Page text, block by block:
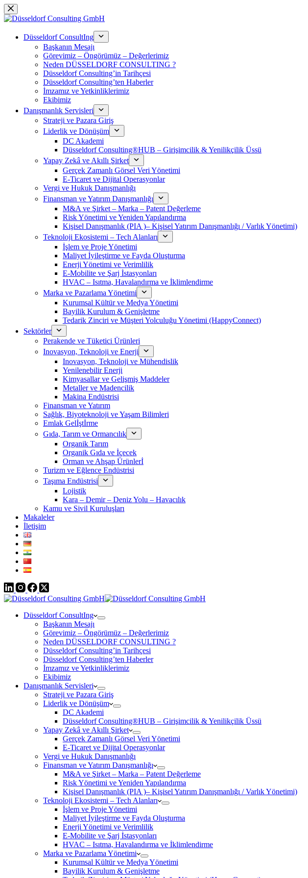
Skip
to
Düsseldorf ConsultIng
Başkanın Mesajı
Görevimiz – Öngörümüz – Değerlerimiz
Neden DÜSSELDORF CONSULTING ?
Düsseldorf Consulting’in Tarihçesi
Düsseldorf Consulting’ten Haberler
İmzamız ve Yetkinliklerimiz
Ekibimiz
Danışmanlık Servisleri
Strateji ve Pazara Giriş
Liderlik ve Dönüşüm
DC Akademi
Düsseldorf Consulting®HUB – Girişimcilik & Yenilikçilik Üssü
Yapay Zekâ ve Akıllı Şirket
Gerçek Zamanlı Görsel Veri Yönetimi
E-Ticaret ve Dijital Operasyonlar
Vergi ve Hukuk Danışmanlığı
Finansman ve Yatırım Danışmanlığı
M&A ve Şirket – Marka – Patent Değerleme
Risk Yönetimi ve Yeniden Yapılandırma
Kişisel Danışmanlık (PIA )– Kişisel Yatırım Danışmanlığı / Varlık Yönetimi)
Teknoloji Ekosistemi – Tech Alanları
İşlem ve Proje Yönetimi
Maliyet İyileştirme ve Fayda Oluşturma
Enerji Yönetimi ve Verimlilik
E-Mobilite ve Şarj İstasyonları
HVAC – Isıtma, Havalandırma ve İklimlendirme
Marka ve Pazarlama Yönetimi
Kurumsal Kültür ve Medya Yönetimi
Bayilik Kurulum & Genişletme
Tedarik Zinciri ve Müşteri Yolculuğu Yönetimi (HappyConnect)
Sektörler
Perakende ve Tüketici Ürünleri
Inovasyon, Teknoloji ve Enerji
Inovasyon, Teknoloji ve Mühendislik
Yenilenebilir Enerji
Kimyasallar ve Gelişmiş Maddeler
Metaller ve Madencilik
Makina Endüstrisi
Finansman ve Yatırım
Sağlık, Biyoteknoloji ve Yaşam Bilimleri
Emlak Gelİştİrme
Gıda, Tarım ve Ormancılık
Organik Tarım
Organik Gıda ve İçecek
Orman ve Ahşap Ürünlerİ
Turizm ve Eğlence Endüstrisi
Taşıma Endüstrisi
Lojistik
Kara – Demir – Deniz Yolu – Havacılık
Kamu ve Sivil Kuruluşları
Makaleler
İletişim
Düsseldorf ConsultIng
Başkanın Mesajı
Görevimiz – Öngörümüz – Değerlerimiz
Neden DÜSSELDORF CONSULTING ?
Düsseldorf Consulting’in Tarihçesi
Düsseldorf Consulting’ten Haberler
İmzamız ve Yetkinliklerimiz
Ekibimiz
Danışmanlık Servisleri
Strateji ve Pazara Giriş
Liderlik ve Dönüşüm
DC Akademi
Düsseldorf Consulting®HUB – Girişimcilik & Yenilikçilik Üssü
Yapay Zekâ ve Akıllı Şirket
Gerçek Zamanlı Görsel Veri Yönetimi
E-Ticaret ve Dijital Operasyonlar
Vergi ve Hukuk Danışmanlığı
Finansman ve Yatırım Danışmanlığı
M&A ve Şirket – Marka – Patent Değerleme
Risk Yönetimi ve Yeniden Yapılandırma
Kişisel Danışmanlık (PIA )– Kişisel Yatırım Danışmanlığı / Varlık Yönetimi)
Teknoloji Ekosistemi – Tech Alanları
İşlem ve Proje Yönetimi
Maliyet İyileştirme ve Fayda Oluşturma
Enerji Yönetimi ve Verimlilik
E-Mobilite ve Şarj İstasyonları
HVAC – Isıtma, Havalandırma ve İklimlendirme
Marka ve Pazarlama Yönetimi
Kurumsal Kültür ve Medya Yönetimi
Bayilik Kurulum & Genişletme